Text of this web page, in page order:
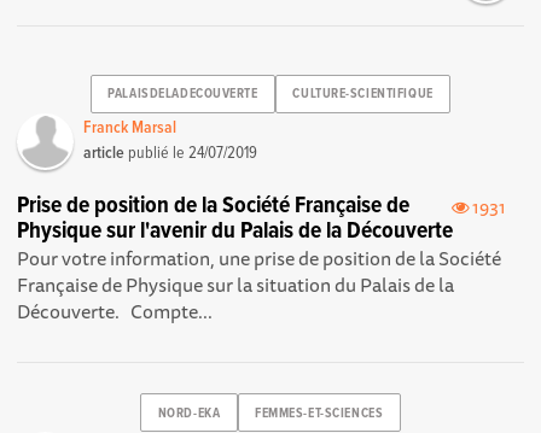
PALAISDELADECOUVERTE CULTURE-SCIENTIFIQUE
Franck Marsal
article publié le24/07/2019
1931
Prise de position de la Société Française de
Physique sur l'avenir du Palais de la Découverte
Pour votre information, une prise de position de la Société
Française de Physique sur la situation du Palais de la
Découverte. Compte...
NORD-EKA FEMMES-ET-SCIENCES